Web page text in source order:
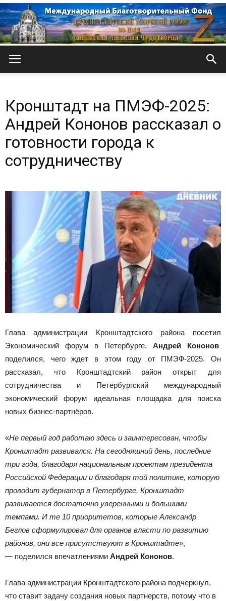
Морской
собор
Кронштадт на ПМЭФ-2025:
Андрей Кононов рассказал о
готовности города к
сотрудничеству
Глава администрации Кронштадтского района посетил
Экономический форум в Петербурге. Андрей Кононов
поделился, чего ждет в этом году от ПМЭФ-2025. Он
рассказал, что Кронштадтский район открыт для
сотрудничества и Петербургский международный
экономический форум идеальная площадка для поиска
новых бизнес-партнёров.
«Не первый год работаю здесь и заинтересован, чтобы
Кронштадт развивался. На сегодняшний день, последние
три года, благодаря национальным проектам президента
Российской Федерации и благодаря той политике, которую
проводит губернатор в Петербурге, Кронштадт
развивается достаточно уверенными и большими
темпами. И те 10 приоритетов, которые Александр
Беглов сформулировал для органов власти по развитию
районов, они все присутствуют в Кронштадте»,
— поделился впечатлениями Андрей Кононов.
Глава администрации Кронштадтского района подчеркнул,
что ставит задачу создания новых партнерств, потому что в